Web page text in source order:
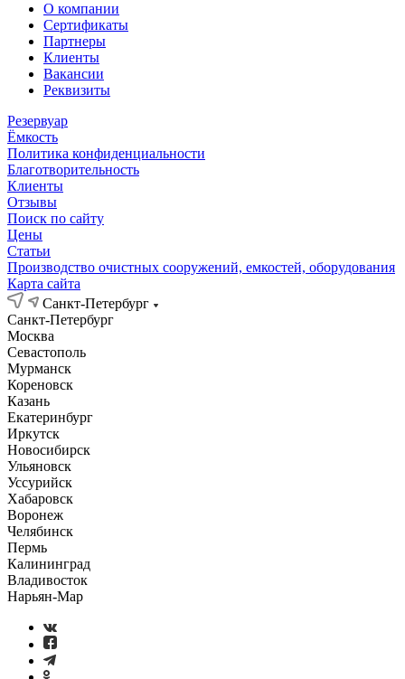
О компании
Сертификаты
Партнеры
Клиенты
Вакансии
Реквизиты
Резервуар
Ёмкость
Политика конфиденциальности
Благотворительность
Клиенты
Отзывы
Поиск по сайту
Цены
Статьи
Производство очистных сооружений, емкостей, оборудования
Карта сайта
Санкт-Петербург
Санкт-Петербург
Москва
Севастополь
Мурманск
Кореновск
Казань
Екатеринбург
Иркутск
Новосибирск
Ульяновск
Уссурийск
Хабаровск
Воронеж
Челябинск
Пермь
Калининград
Владивосток
Нарьян-Мар